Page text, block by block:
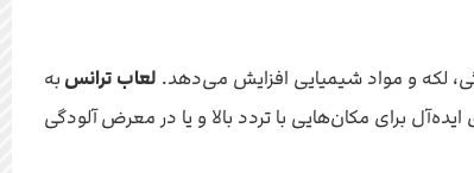
لکه و مواد شیمیایی افزایش می‌دهد. لعاب ترانس به
ایده‌آل برای مکان‌هایی با تردد بالا و یا در معرض آلودگی